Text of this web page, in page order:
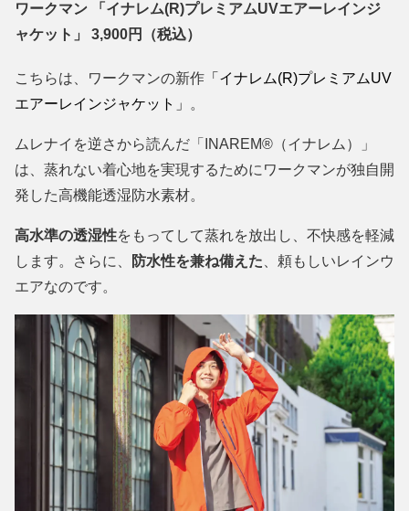
ワークマン 「イナレム(R)プレミアムUVエアーレインジ
ャケット」 3,900円（税込）
こちらは、ワークマンの新作 「イナレム(R)プレミアムUV
エアーレインジャケット」
。
ムレナイを逆さから読んだ「INAREM®（イナレム）」
は、蒸れない着心地を実現するためにワークマンが独自開
発した高機能透湿防水素材。
高水準の透湿性をもってして蒸れを放出し、不快感を軽減
します。さらに、
防水性を兼ね備えた 、頼もしいレインウ
エアなのです。